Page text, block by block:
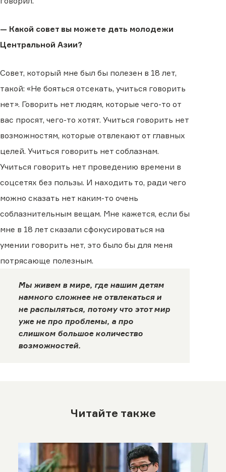
— Какой совет вы можете дать молодежи
Центральной Азии?
Совет, который мне был бы полезен в 18 лет,
такой: «Не бояться отсекать, учиться говорить
нет». Говорить нет людям, которые чего-то от
вас просят, чего-то хотят. Учиться говорить нет
возможностям, которые отвлекают от главных
целей. Учиться говорить нет соблазнам.
Учиться говорить нет проведению времени в
соцсетях без пользы. И находить то, ради чего
можно сказать нет каким-то очень
соблазнительным вещам. Мне кажется, если бы
мне в 18 лет сказали сфокусироваться на
умении говорить нет, это было бы для меня
потрясающе полезным.
Мы живем в мире, где нашим детям
намного сложнее не отвлекаться и
не распыляться, потому что этот мир
уже не про проблемы, а про
слишком большое количество
возможностей.
Читайте также